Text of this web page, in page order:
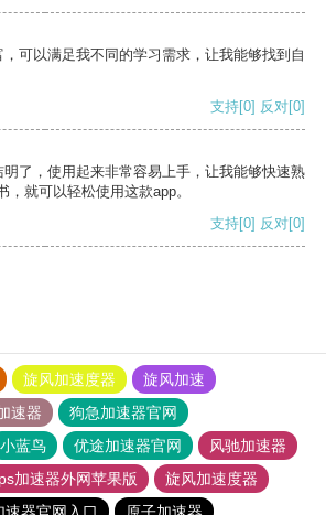
可以满足我不同的学习需求，让我能够找到自
支持[0] 反对[0]
了，使用起来非常容易上手，让我能够快速熟
就可以轻松使用这款app。
支持[0] 反对[0]
旋风加速度器
旋风加速
速器
狗急加速器官网
小蓝鸟 优途加速器官网
风驰加速器
加速器外网苹果版
旋风加速度器